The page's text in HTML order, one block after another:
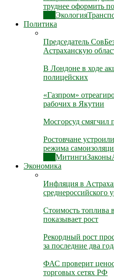
труднее оформить
Экология
Политика
Председатель
Астраханскую
В Лондоне в ходе
полицейских
«Газпром»
рабочих в Якутии
Мосгорсуд смягчил
Ростовчане
режима
МитингиЗаконы
Экономика
Инфляция в
среднероссийского
Стоимость топлива
показывает рост
Рекордный рост
за последние два
ФАС проверит
торговых сетях РФ